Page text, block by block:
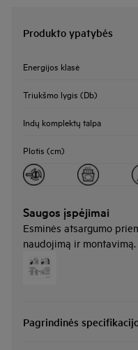
Produkto ypatybės
Energijos klasė
Triukšmo lygis (Db)
Indų komplektų talpa
Plotis (cm)
Saugos įspėjimai
Esminės atsargumo
naudojimą ir montavimą.
Pagrindinės